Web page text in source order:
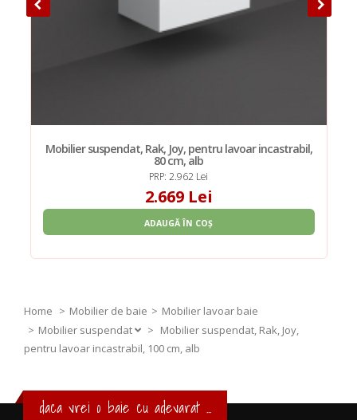
Mobilier suspendat, Rak, Joy, pentru lavoar incastrabil,
80 cm, alb
PRP: 2.962 Lei
2.669 Lei
ADAUGĂ ÎN COȘ
Home Mobilier de baie
Mobilier lavoar baie
Mobilier suspendat
> Mobilier suspendat, Rak, Joy,
pentru lavoar incastrabil, 100 cm, alb
daca vrei o baie cu adevarat ...